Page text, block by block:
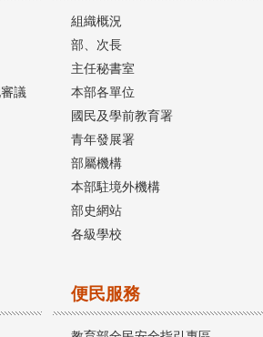
議
組織概況
部、次長
主任秘書室
本部各單位
國民及學前教育署
青年發展署
部屬機構
本部駐境外機構
部史網站
各級學校
便民服務